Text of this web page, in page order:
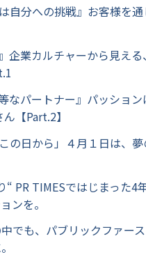
自分への挑戦』お客様を
企業カルチャーから見え
なパートナー』パッショ
【Part.2】
の日から」４月１日は、
PR TIMESではじまった4
ンを。
でも、パブリックファー